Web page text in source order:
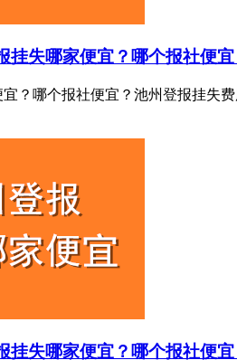
挂失哪家便宜？哪个报社便宜
？哪个报社便宜？池州登报挂失
挂失哪家便宜？哪个报社便宜